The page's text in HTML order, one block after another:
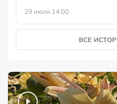
29 июля 14:00
ВСЕ